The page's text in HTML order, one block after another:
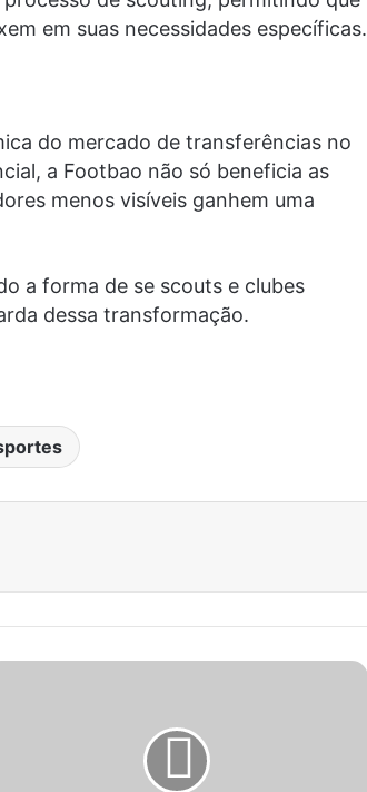
em suas necessidades específicas.
do mercado de transferências no
a Footbao não só beneficia as
menos visíveis ganhem uma
a forma de se scouts e clubes
dessa transformação.